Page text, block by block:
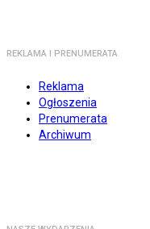
REKLAMA I PRENUMERATA
Reklama
Ogłoszenia
Prenumerata
Archiwum